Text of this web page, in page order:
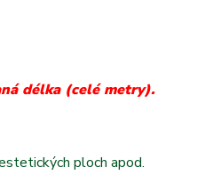
délka (celé metry).
ploch apod.